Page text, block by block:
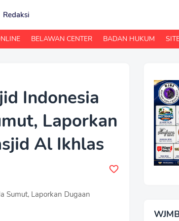
Redaksi
BELAWAN CENTER BADAN HUKUM
Indonesia
Laporkan
Al Ikhlas
Sumut, Laporkan Dugaan